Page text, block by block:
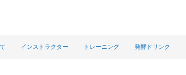
インストラクター トレーニング 発酵ドリンク